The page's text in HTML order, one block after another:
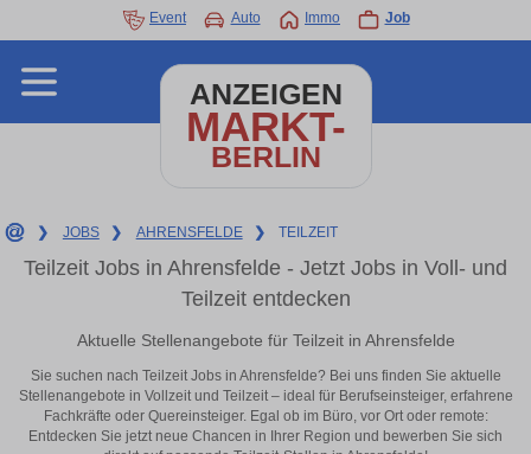
Event Auto Immo Job
ANZEIGEN
MARKT-
BERLIN
❯ JOBS ❯ AHRENSFELDE ❯ TEILZEIT
Teilzeit Jobs in Ahrensfelde - Jetzt Jobs in Voll- und
Teilzeit entdecken
Aktuelle Stellenangebote für Teilzeit in Ahrensfelde
Sie suchen nach Teilzeit Jobs in Ahrensfelde? Bei uns finden Sie aktuelle
Stellenangebote in Vollzeit und Teilzeit – ideal für Berufseinsteiger, erfahrene
Fachkräfte oder Quereinsteiger. Egal ob im Büro, vor Ort oder remote:
Entdecken Sie jetzt neue Chancen in Ihrer Region und bewerben Sie sich